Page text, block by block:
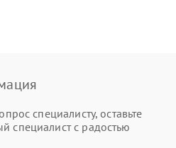
специалисту, оставьте
специалист с радостью